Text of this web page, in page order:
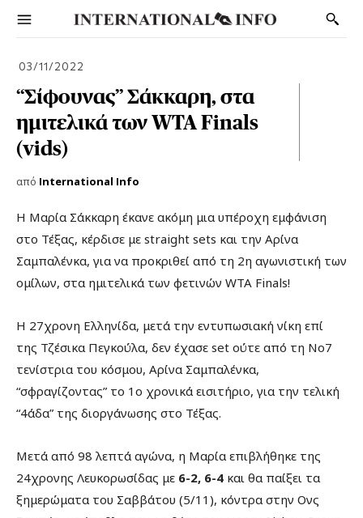
03/11/2022
“Σίφουνας” Σάκκαρη, στα
ημιτελικά των WTA Finals
(vids)
από International Info
Η Μαρία Σάκκαρη έκανε ακόμη μια υπέροχη εμφάνιση
στο Τέξας, κέρδισε με straight sets και την Αρίνα
Σαμπαλένκα, για να προκριθεί από τη 2η αγωνιστική των
ομίλων, στα ημιτελικά των φετινών WTA Finals!
Η 27χρονη Ελληνίδα, μετά την εντυπωσιακή νίκη επί
της Τζέσικα Πεγκούλα, δεν έχασε set ούτε από τη Νο7
τενίστρια του κόσμου, Αρίνα Σαμπαλένκα,
“σφραγίζοντας” το 1ο χρονικά εισιτήριο, για την τελική
“4άδα” της διοργάνωσης στο Τέξας.
Μετά από 98 λεπτά αγώνα, η Μαρία επιβλήθηκε της
24χρονης Λευκορωσίδας με 6-2, 6-4 και θα παίξει τα
ξημερώματα του Σαββάτου (5/11), κόντρα στην Ονς